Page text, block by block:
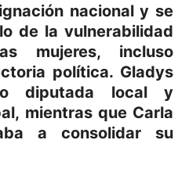
nacional y se
de la vulnerabilidad
mujeres, incluso
política. Gladys
diputada local y
mientras que Carla
a consolidar su